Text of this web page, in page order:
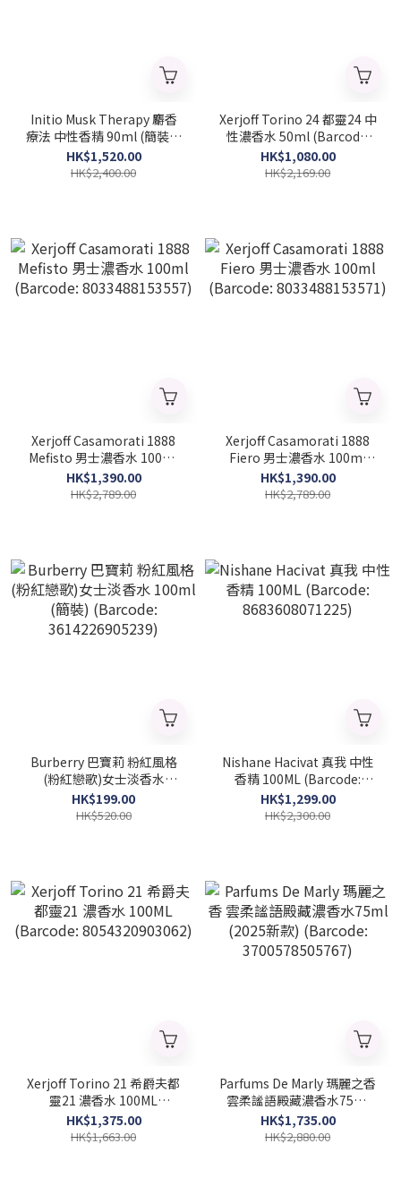
Initio Musk Therapy 麝香
療法 中性香精 90ml (簡裝白
盒) (Barcode:
3701415901490)
HK$1,520.00
HK$2,400.00
Xerjoff Torino 24 都靈24 中
性濃香水 50ml (Barcode:
8054320904816)
HK$1,080.00
HK$2,169.00
Xerjoff Casamorati 1888
Mefisto 男士濃香水 100ml
(Barcode: 8033488153557)
HK$1,390.00
HK$2,789.00
Xerjoff Casamorati 1888
Fiero 男士濃香水 100ml
(Barcode: 8033488153571)
HK$1,390.00
HK$2,789.00
Burberry 巴寶莉 粉紅風格
(粉紅戀歌)女士淡香水
100ml (簡裝) (Barcode:
3614226905239)
HK$199.00
HK$520.00
Nishane Hacivat 真我 中性
香精 100ML (Barcode:
8683608071225)
HK$1,299.00
HK$2,300.00
Xerjoff Torino 21 希爵夫都
靈21 濃香水 100ML
(Barcode: 8054320903062)
HK$1,375.00
HK$1,663.00
Parfums De Marly 瑪麗之香
雲柔謐語殿藏濃香水75ml
(2025新款) (Barcode:
3700578505767)
HK$1,735.00
HK$2,880.00